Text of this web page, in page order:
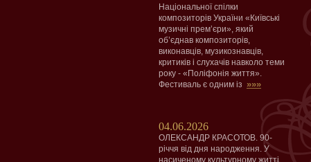
Національної спілки
композиторів України «Київські
музичні прем’єри», який
об’єднав композиторів,
виконавців, музикознавців,
критиків і слухачів навколо теми
року - «Поліфонія життя».
Фестиваль є одним із »»»
04.06.2026
ОЛЕКСАНДР КРАСОТОВ. 90-
річчя від дня народження. У
насиченому культурному житті